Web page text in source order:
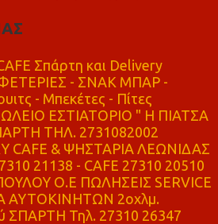
Σπάρτη και Delivery
- ΣΝΑΚ ΜΠΑΡ -
- Μπεκέτες - Πίτες
ΕΣΤΙΑΤΟΡΙΟ " Η ΠΙΑΤΣΑ
ΤΗΛ. 2731082002
CAFE & ΨΗΣΤΑΡΙΑ ΛΕΩΝΙΔΑΣ
21138 - CAFE 27310 20510
Ο.Ε ΠΩΛΗΣΕΙΣ SERVICE
ΑΥΤΟΚΙΝΗΤΩΝ 2οχλμ.
ΣΠΑΡΤΗ Τηλ. 27310 26347